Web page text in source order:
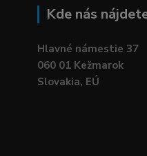
Kde nás
Hlavné námestie 37
060 01 Kežmarok
Slovakia, EÚ